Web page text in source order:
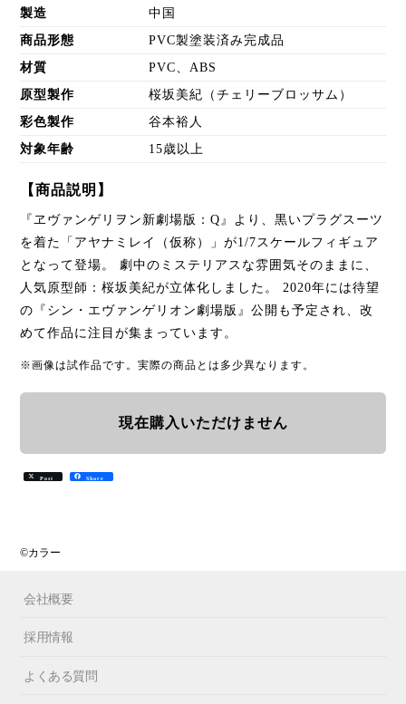
製造 中国
商品形態 PVC製塗装済み完成品
材質 PVC、ABS
原型製作 桜坂美紀（チェリーブロッサム）
彩色製作 谷本裕人
対象年齢 15歳以上
【商品説明】
『ヱヴァンゲリヲン新劇場版：Q』より、黒いプラグスーツ
を着た「アヤナミレイ（仮称）」が1/7スケールフィギュア
となって登場。 劇中のミステリアスな雰囲気そのままに、
人気原型師：桜坂美紀が立体化しました。 2020年には待望
の『シン・エヴァンゲリオン劇場版』公開も予定され、改
めて作品に注目が集まっています。
※画像は試作品です。実際の商品とは多少異なります。
現在購入いただけません
Post Share
©カラー
会社概要
採用情報
よくある質問